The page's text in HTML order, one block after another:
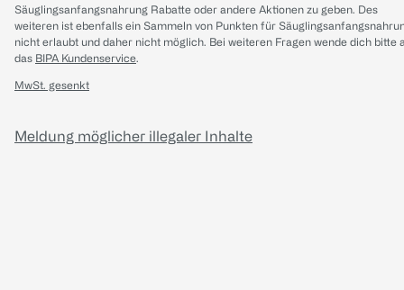
Säuglingsanfangsnahrung Rabatte oder andere Aktionen zu geben. Des
weiteren ist ebenfalls ein Sammeln von Punkten für
nicht erlaubt und daher nicht möglich. Bei weiteren Fragen wende dich bitte
das BIPA Kundenservice.
MwSt. gesenkt
Meldung möglicher illegaler Inhalte